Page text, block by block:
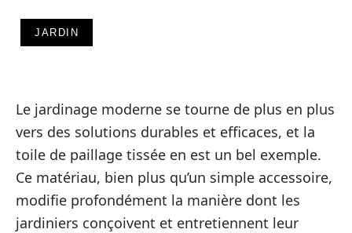
JARDIN
Le jardinage moderne se tourne de plus en plus
vers des solutions durables et efficaces, et la
toile de paillage tissée en est un bel exemple.
Ce matériau, bien plus qu’un simple accessoire,
modifie profondément la manière dont les
jardiniers conçoivent et entretiennent leur